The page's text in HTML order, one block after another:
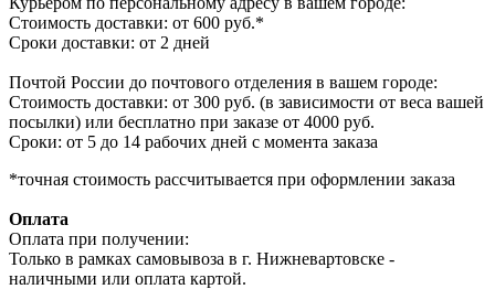
Стоимость доставки: от 600 руб.*
Сроки доставки: от 2 дней
Почтой России до почтового отделения в вашем городе:
Стоимость доставки: от 300 руб. (в зависимости от веса вашей
посылки) или бесплатно при заказе от 4000 руб.
Сроки: от 5 до 14 рабочих дней с момента заказа
*точная стоимость рассчитывается при оформлении заказа
Оплата
Оплата при получении:
Только в рамках самовывоза в г. Нижневартовске -
наличными или оплата картой.